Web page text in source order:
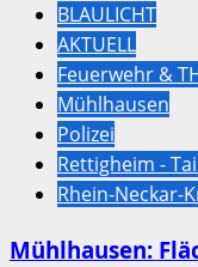
BLAULICHT
AKTUELL
Feuerwehr &
Mühlhausen
Polizei
Rettigheim -
Rhein-Neckar-
Mühlhausen: